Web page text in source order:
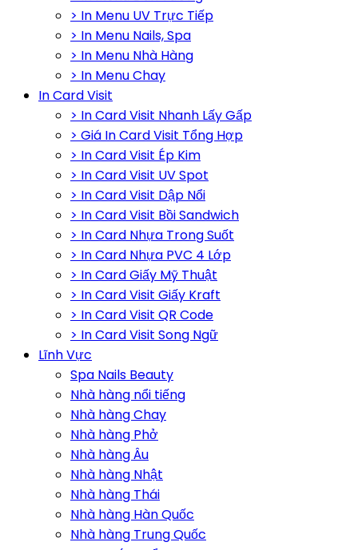
> In Menu UV Trực Tiếp
> In Menu Nails, Spa
> In Menu Nhà Hàng
> In Menu Chay
In Card Visit
> In Card Visit Nhanh Lấy Gấp
> Giá In Card Visit Tổng Hợp
> In Card Visit Ép Kim
> In Card Visit UV Spot
> In Card Visit Dập Nổi
> In Card Visit Bồi Sandwich
> In Card Nhựa Trong Suốt
> In Card Nhựa PVC 4 Lớp
> In Card Giấy Mỹ Thuật
> In Card Visit Giấy Kraft
> In Card Visit QR Code
> In Card Visit Song Ngữ
Lĩnh Vực
Spa Nails Beauty
Nhà hàng nổi tiếng
Nhà hàng Chay
Nhà hàng Phở
Nhà hàng Âu
Nhà hàng Nhật
Nhà hàng Thái
Nhà hàng Hàn Quốc
Nhà hàng Trung Quốc